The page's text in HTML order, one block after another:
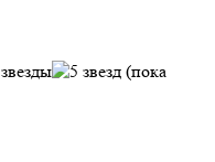
(пока